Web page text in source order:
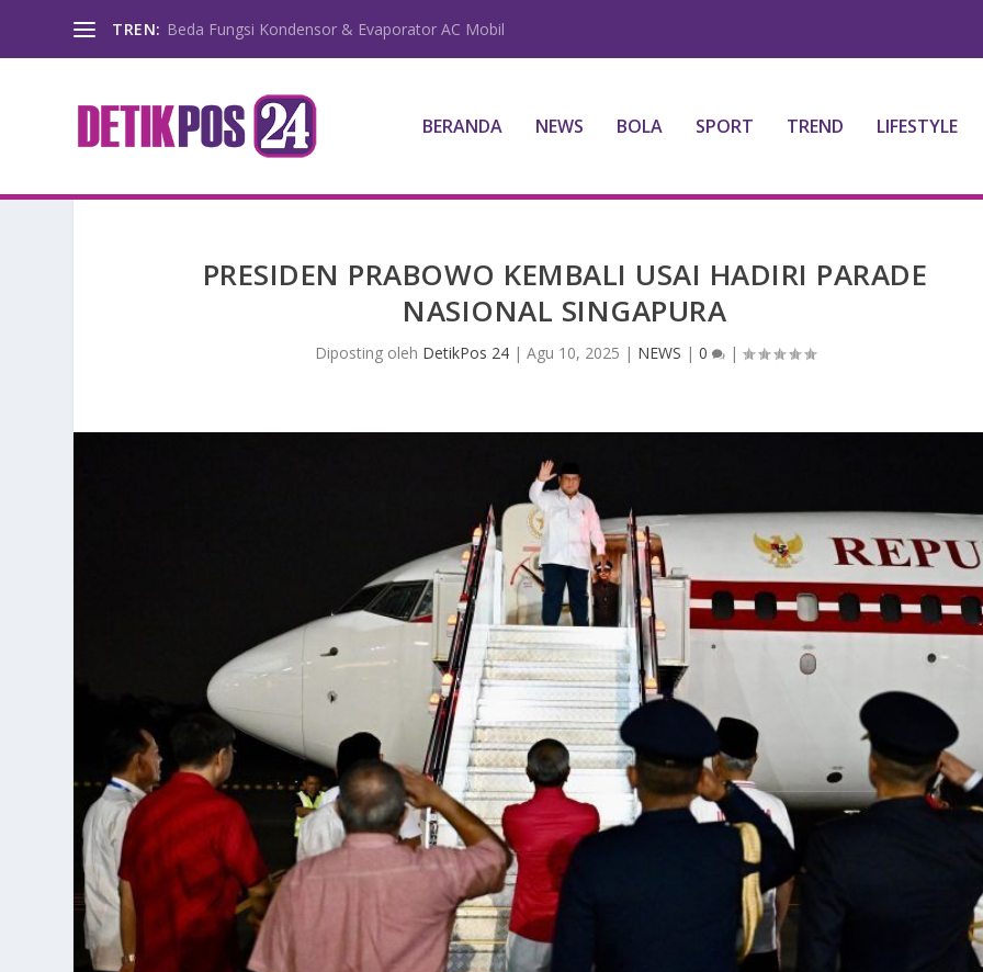
TREN: Beda Fungsi Kondensor & Evaporator AC Mobil
BERANDA NEWS BOLA SPORT TREND LIFESTYLE
PRESIDEN PRABOWO KEMBALI USAI HADIRI PARADE
NASIONAL SINGAPURA
Diposting oleh DetikPos 24| Agu 10, 2025 | NEWS | 0 |